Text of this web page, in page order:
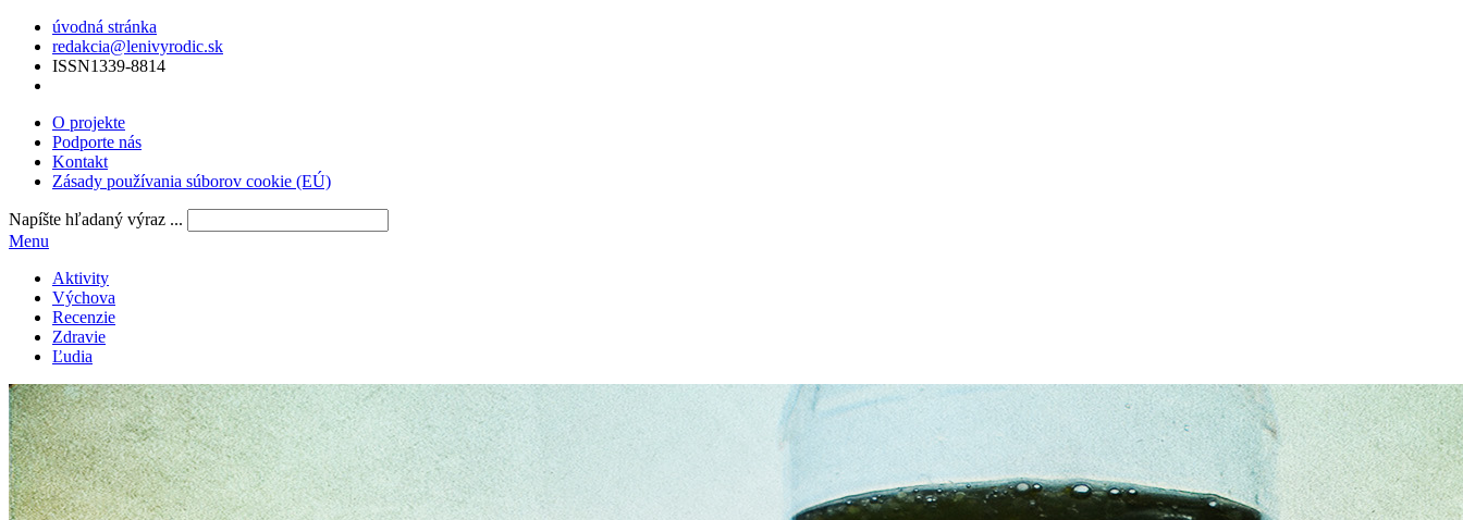
úvodná stránka
redakcia@lenivyrodic.sk
ISSN1339-8814
O projekte
Podporte nás
Kontakt
Zásady používania súborov cookie (EÚ)
Napíšte hľadaný výraz ...
Menu
Aktivity
Výchova
Recenzie
Zdravie
Ľudia